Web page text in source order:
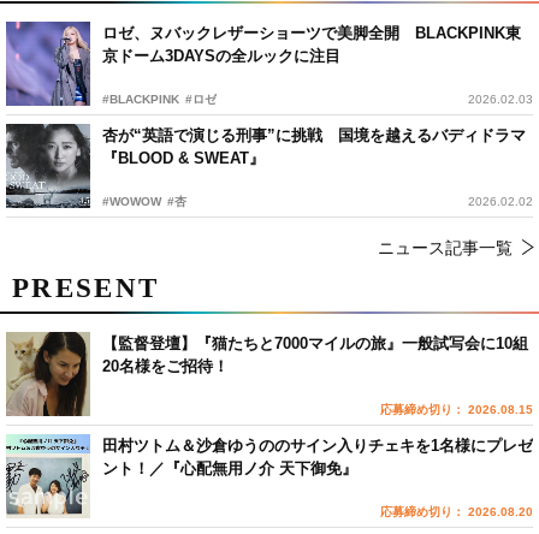
ロゼ、ヌバックレザーショーツで美脚全開 BLACKPINK東
京ドーム3DAYSの全ルックに注目
#BLACKPINK #ロゼ 2026.02.03
杏が“英語で演じる刑事”に挑戦 国境を越えるバディドラマ
『BLOOD & SWEAT』
#WOWOW #杏 2026.02.02
ニュース記事一覧
PRESENT
【監督登壇】『猫たちと7000マイルの旅』一般試写会に10組
20名様をご招待！
応募締め切り： 2026.08.15
田村ツトム＆沙倉ゆうののサイン入りチェキを1名様にプレゼ
ント！／『心配無用ノ介 天下御免』
応募締め切り： 2026.08.20